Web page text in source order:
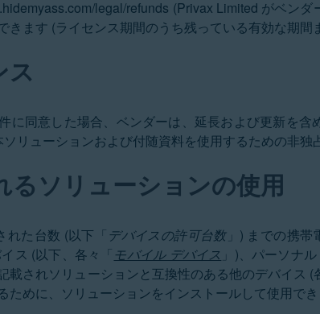
legal/refunds (Privax Limited がベン
きます (ライセンス期間のうち残っている有効な期間
ス
に同意した場合、ベンダーは、延長および更新を
リューションおよび付随資料を使用するための非独
るソリューションの使用
れた台数 (以下「 デバイスの許可台数」) までの携帯
ス (以下、各々「 モバイル デバイス
」)、パーソナ
載されソリューションと互換性のある他のデバイス
ために、ソリューションをインストールして使用でき